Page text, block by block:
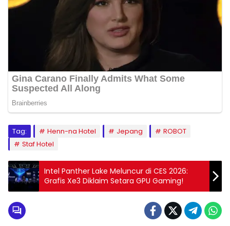
Tag: Henn-na Hotel Jepang
ROBOT
Staf Hotel
Intel Panther Lake Meluncur di CES 2026:
Grafis Xe3 Diklaim Setara GPU Gaming!